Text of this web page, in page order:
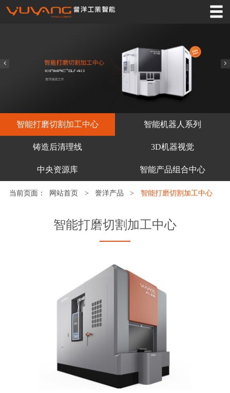
网站首页
关于誉洋
案例中心
智能打磨切割加工中心 智能机器人系列
铸造后清理线 3D机器视觉
中央资源库 智能产品组合中心
当前页面： 网站首页 > 誉洋产品 > 智能打磨切割加工中心
智能打磨切割加工中心